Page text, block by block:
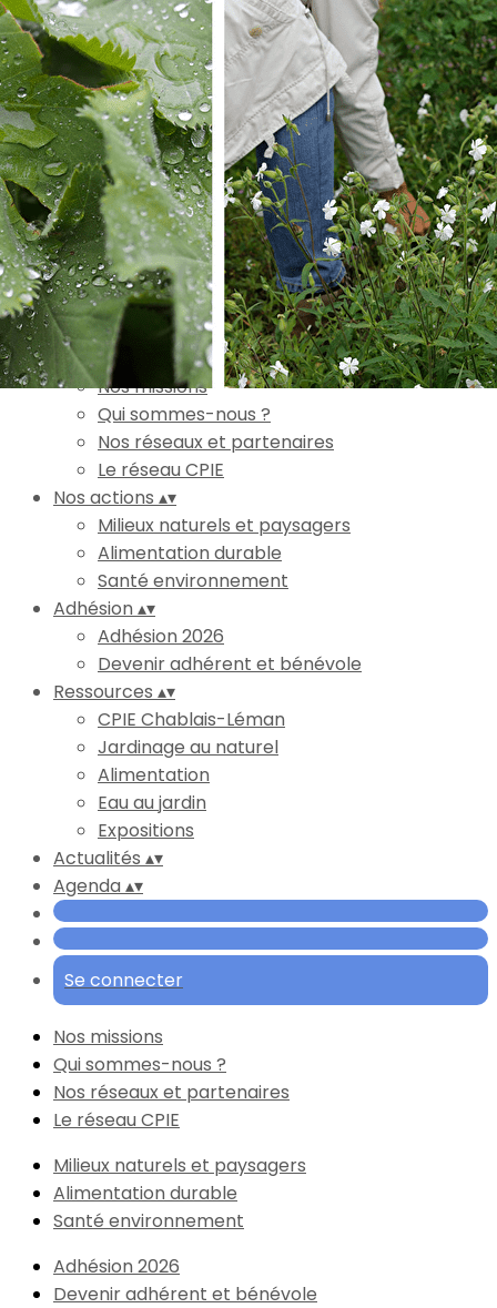
Exporter les lignes sélectionnées
Exporter toutes les colonnes
Exporter uniquement les colonnes affichées
Menu
Ajoutez un logo, un bouton, des réseaux sociaux
Cliquez pour éditer
Accueil▴
L'association
▴▾
Nos missions
Qui sommes-nous ?
Nos réseaux et partenaires
Le réseau CPIE
Nos actions ▴▾
Milieux naturels et paysagers
Alimentation durable
Santé environnement
Adhésion▴▾
Adhésion 2026
Devenir adhérent et bénévole
Ressources ▴▾
CPIE Chablais-Léman
Jardinage au naturel
Alimentation
Eau au jardin
Expositions
Actualités ▴▾
Agenda▴▾
Se connecter
Nos missions
Qui sommes-nous ?
Nos réseaux et partenaires
Le réseau CPIE
Milieux naturels et paysagers
Alimentation durable
Santé environnement
Adhésion 2026
Devenir adhérent et bénévole